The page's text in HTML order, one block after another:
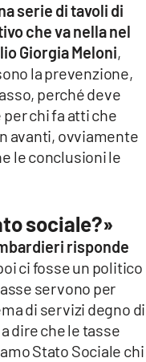
serie di tavoli di
che va nella nel
Giorgia Meloni,
la prevenzione,
perché deve
chi fa atti che
avanti, ovviamente
le conclusioni le
sociale?»
risponde
ci fosse un politico
servono per
di servizi degno di
dire che le tasse
Stato Sociale chi